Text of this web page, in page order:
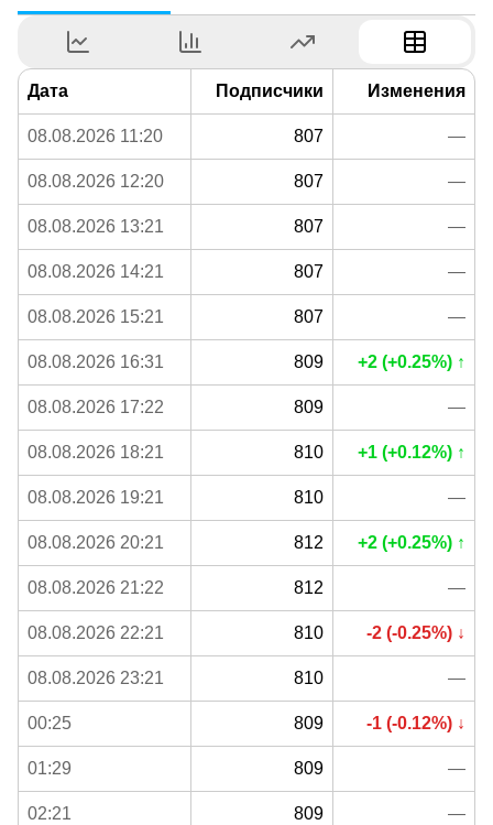
Дата Подписчики Изменения
08.08.2026 11:20 807 —
08.08.2026 12:20 807 —
08.08.2026 13:21 807 —
08.08.2026 14:21 807 —
08.08.2026 15:21 807 —
08.08.2026 16:31 809 +2 (+0.25%) ↑
08.08.2026 17:22 809 —
08.08.2026 18:21 810 +1 (+0.12%) ↑
08.08.2026 19:21 810 —
08.08.2026 20:21 812 +2 (+0.25%) ↑
08.08.2026 21:22 812 —
08.08.2026 22:21 810 -2 (-0.25%) ↓
08.08.2026 23:21 810 —
00:25 809 -1 (-0.12%) ↓
01:29 809 —
02:21 809 —